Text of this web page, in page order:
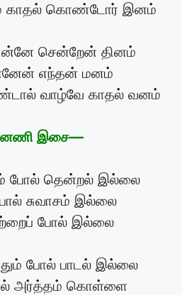
காதல் கொண்டோர் இனம்
சென்றேன் தினம்
எந்தன் மனம்
வாழ்வே காதல் வனம்
இசை—
போல் தென்றல் இல்லை
சுவாசம் இல்லை
போல் இல்லை
போல் பாடல் இல்லை
அர்த்தம் கொள்ளை